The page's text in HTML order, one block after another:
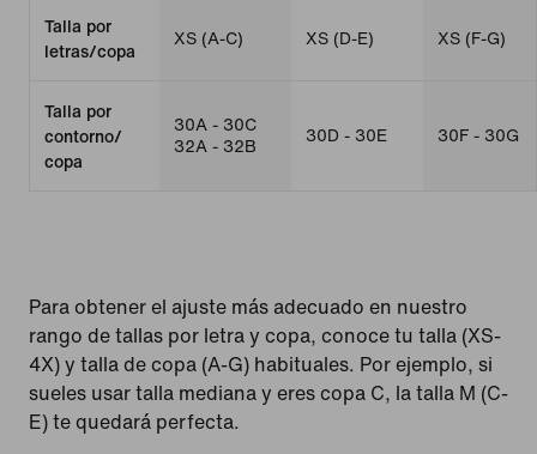
Talla por
letras/copa
XS (A-C) XS (D-E) XS (F-G)
Talla por
contorno​/​
copa
30A - 30C
32A - 32B
30D - 30E 30F - 30G
Para obtener el ajuste más adecuado en nuestro
rango de tallas por letra y copa, conoce tu talla (XS-
4X) y talla de copa (A-G) habituales. Por ejemplo, si
sueles usar talla mediana y eres copa C, la talla M (C-
E) te quedará perfecta.